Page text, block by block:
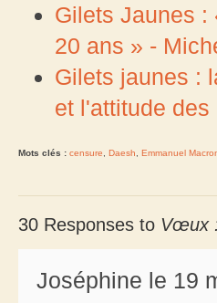
Gilets Jaunes :
20 ans » -
Gilets jaunes :
et l'attitude
Mots clés : censure Daesh Emmanuel
30 Responses to Vœux
Joséphine le 19